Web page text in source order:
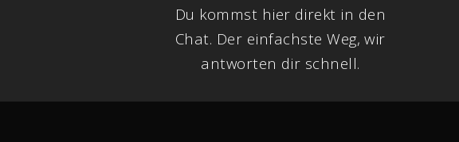
Du kommst hier direkt in den
Chat. Der einfachste Weg, wir
antworten dir schnell.